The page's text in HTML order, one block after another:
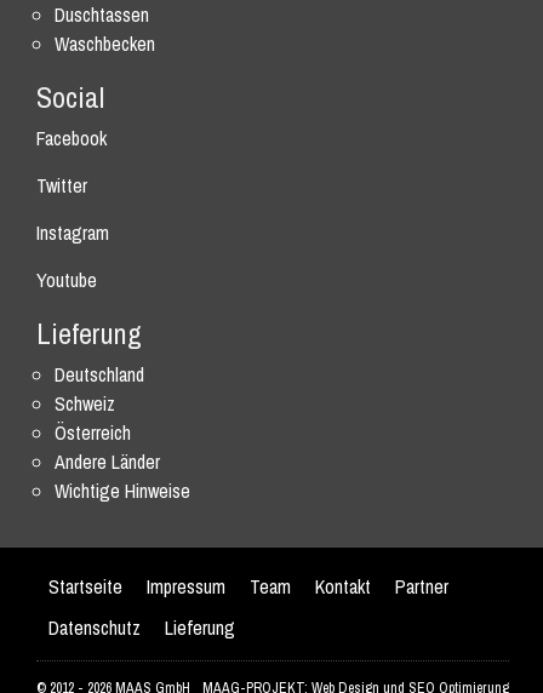
Duschtassen
Waschbecken
Social
Facebook
Twitter
Instagram
Youtube
Lieferung
Deutschland
Schweiz
Österreich
Andere Länder
Wichtige Hinweise
Startseite Impressum Team Kontakt
Partner
Datenschutz
Lieferung
© 2012 - 2026 MAAS GmbH MAAG-PROJEKT: Web Design und SEO Optimierung